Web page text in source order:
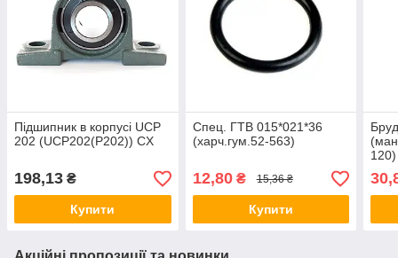
Підшипник в корпусі UCP
202 (UCP202(P202)) CX
198,13 ₴
Купити
Спец. ГТВ 015*021*36
(харч.гум.52-563)
12,80₴ 15,36 ₴
Купити
120)